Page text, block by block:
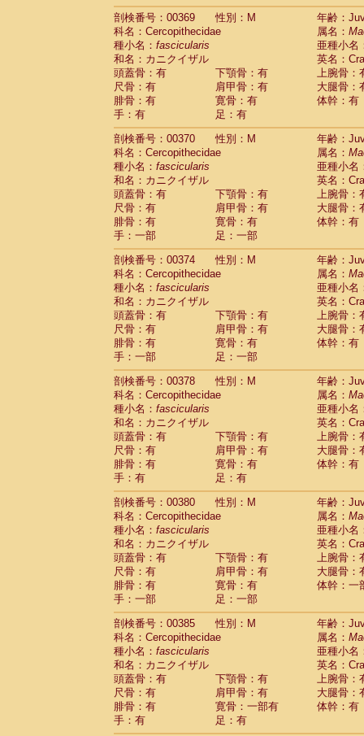
剖検番号：00369
性別：M
年齢：
科名：Cercopithecidae
属名：
種小名： fascicularis
亜種小名
和名：カニクイザル
英名：
頭蓋骨：有
下顎骨：有
上腕骨：
尺骨：有
肩甲骨：有
大腿骨：
腓骨：有
寛骨：有
体幹：有
手：有
足：有
剖検番号：00370
性別：M
年齢：
科名：Cercopithecidae
属名：
種小名： fascicularis
亜種小名
和名：カニクイザル
英名：
頭蓋骨：有
下顎骨：有
上腕骨：
尺骨：有
肩甲骨：有
大腿骨：
腓骨：有
寛骨：有
体幹：有
手：一部
足：一部
剖検番号：00374
性別：M
年齢：
科名：Cercopithecidae
属名：
種小名： fascicularis
亜種小名
和名：カニクイザル
英名：
頭蓋骨：有
下顎骨：有
上腕骨：
尺骨：有
肩甲骨：有
大腿骨：
腓骨：有
寛骨：有
体幹：有
手：一部
足：一部
剖検番号：00378
性別：M
年齢：
科名：Cercopithecidae
属名：
種小名： fascicularis
亜種小名
和名：カニクイザル
英名：
頭蓋骨：有
下顎骨：有
上腕骨：
尺骨：有
肩甲骨：有
大腿骨：
腓骨：有
寛骨：有
体幹：有
手：有
足：有
剖検番号：00380
性別：M
年齢：
科名：Cercopithecidae
属名：
種小名： fascicularis
亜種小名
和名：カニクイザル
英名：
頭蓋骨：有
下顎骨：有
上腕骨：
尺骨：有
肩甲骨：有
大腿骨：
腓骨：有
寛骨：有
体幹：一
手：一部
足：一部
剖検番号：00385
性別：M
年齢：
科名：Cercopithecidae
属名：
種小名： fascicularis
亜種小名
和名：カニクイザル
英名：
頭蓋骨：有
下顎骨：有
上腕骨：
尺骨：有
肩甲骨：有
大腿骨：
腓骨：有
寛骨：一部有
体幹：有
手：有
足：有